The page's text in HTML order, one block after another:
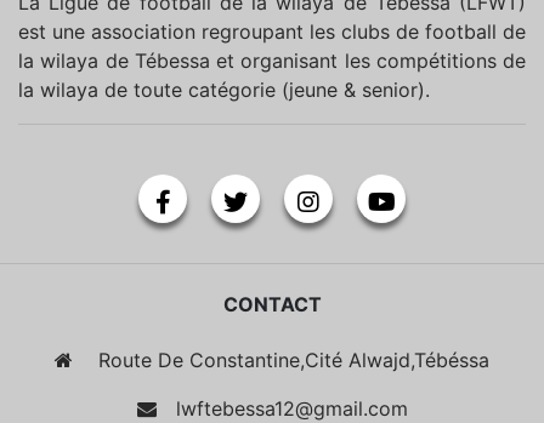
est une association regroupant les clubs de football de
la wilaya de Tébessa et organisant les compétitions de
la wilaya de toute catégorie (jeune & senior).
CONTACT
Route De Constantine,Cité Alwajd,Tébéssa
lwftebessa12@gmail.com